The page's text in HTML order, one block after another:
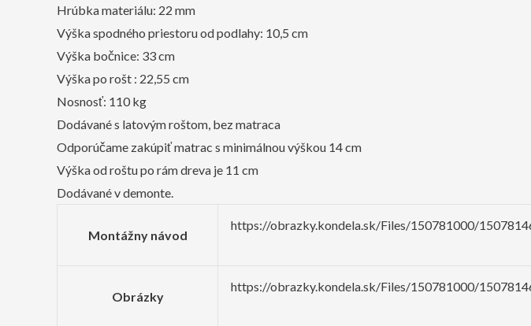
Hrúbka materiálu: 22 mm
Výška spodného priestoru od podlahy: 10,5 cm
Výška bočnice: 33 cm
Výška po rošt : 22,55 cm
Nosnosť: 110 kg
Dodávané s latovým roštom, bez matraca
Odporúčame zakúpiť matrac s minimálnou výškou 14 cm
Výška od roštu po rám dreva je 11 cm
Dodávané v demonte.
Montážny návod
https://obrazky.kondela.sk/Files/150781000/
Obrázky
https://obrazky.kondela.sk/Files/150781000/